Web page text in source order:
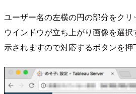
ユーザー名の左横の円の部分をク
ウインドウが立ち上がり画像を選
示されますので対応するボタンを押